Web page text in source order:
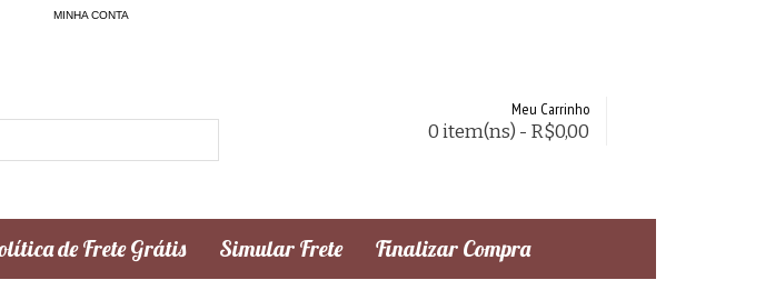
MINHA CONTA
Meu Carrinho
0 item(ns) - R$0,00
de Frete Grátis Simular Frete Finalizar Compra